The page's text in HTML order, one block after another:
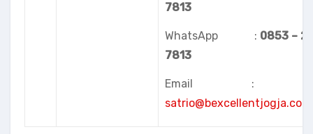
7813
WhatsApp : 0853 –
7813
Email :
satrio@bexcellentjogja.com